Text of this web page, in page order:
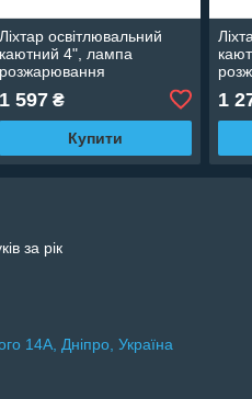
Ліхтар освітлювальний
каютний 4", лампа
розжарювання
1 597₴
Купити
1
за рік
14А, Дніпро, Україна